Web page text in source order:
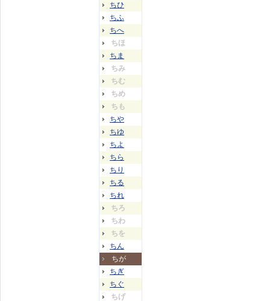
ちひ
ちふ
ちへ
ちほ
ちま
ちみ
ちむ
ちめ
ちも
ちや
ちゆ
ちよ
ちら
ちり
ちる
ちれ
ちろ
ちわ
ちを
ちん
ちが
ちぎ
ちぐ
ちげ